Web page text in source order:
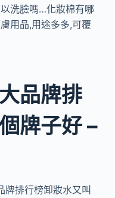
洗臉嗎…化妝棉有哪
用品,用途多多,可覆
品牌排
牌子好 –
牌排行榜卸妝水又叫